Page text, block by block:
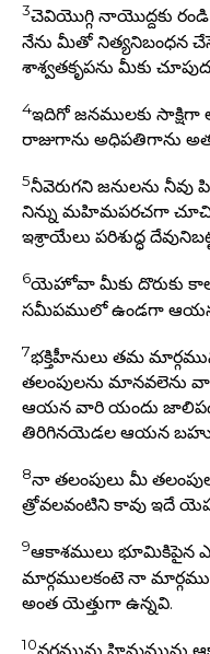
3చెవియొగ్గి నాయొద్దకు రండి
నేను మీతో నిత్యనిబంధన
శాశ్వతకృపను మీకు
4ఇదిగో జనములకు
రాజుగాను అధిపతిగాను
5నీవెరుగని జనులను
నిన్ను మహిమపరచగా
ఇశ్రాయేలు పరిశుద్ధ
6యెహోవా మీకు దొరుకు
సమీపములో ఉండగా
7భక్తిహీనులు తమ
తలంపులను
ఆయన వారి యందు
తిరిగినయెడల ఆయన బహుగా
8నా తలంపులు మీ
త్రోవలవంటిని కావు ఇదే
9ఆకాశములు భూమికిపైన
మార్గములకంటె నా
అంత యెత్తుగా ఉన్నవి.
10